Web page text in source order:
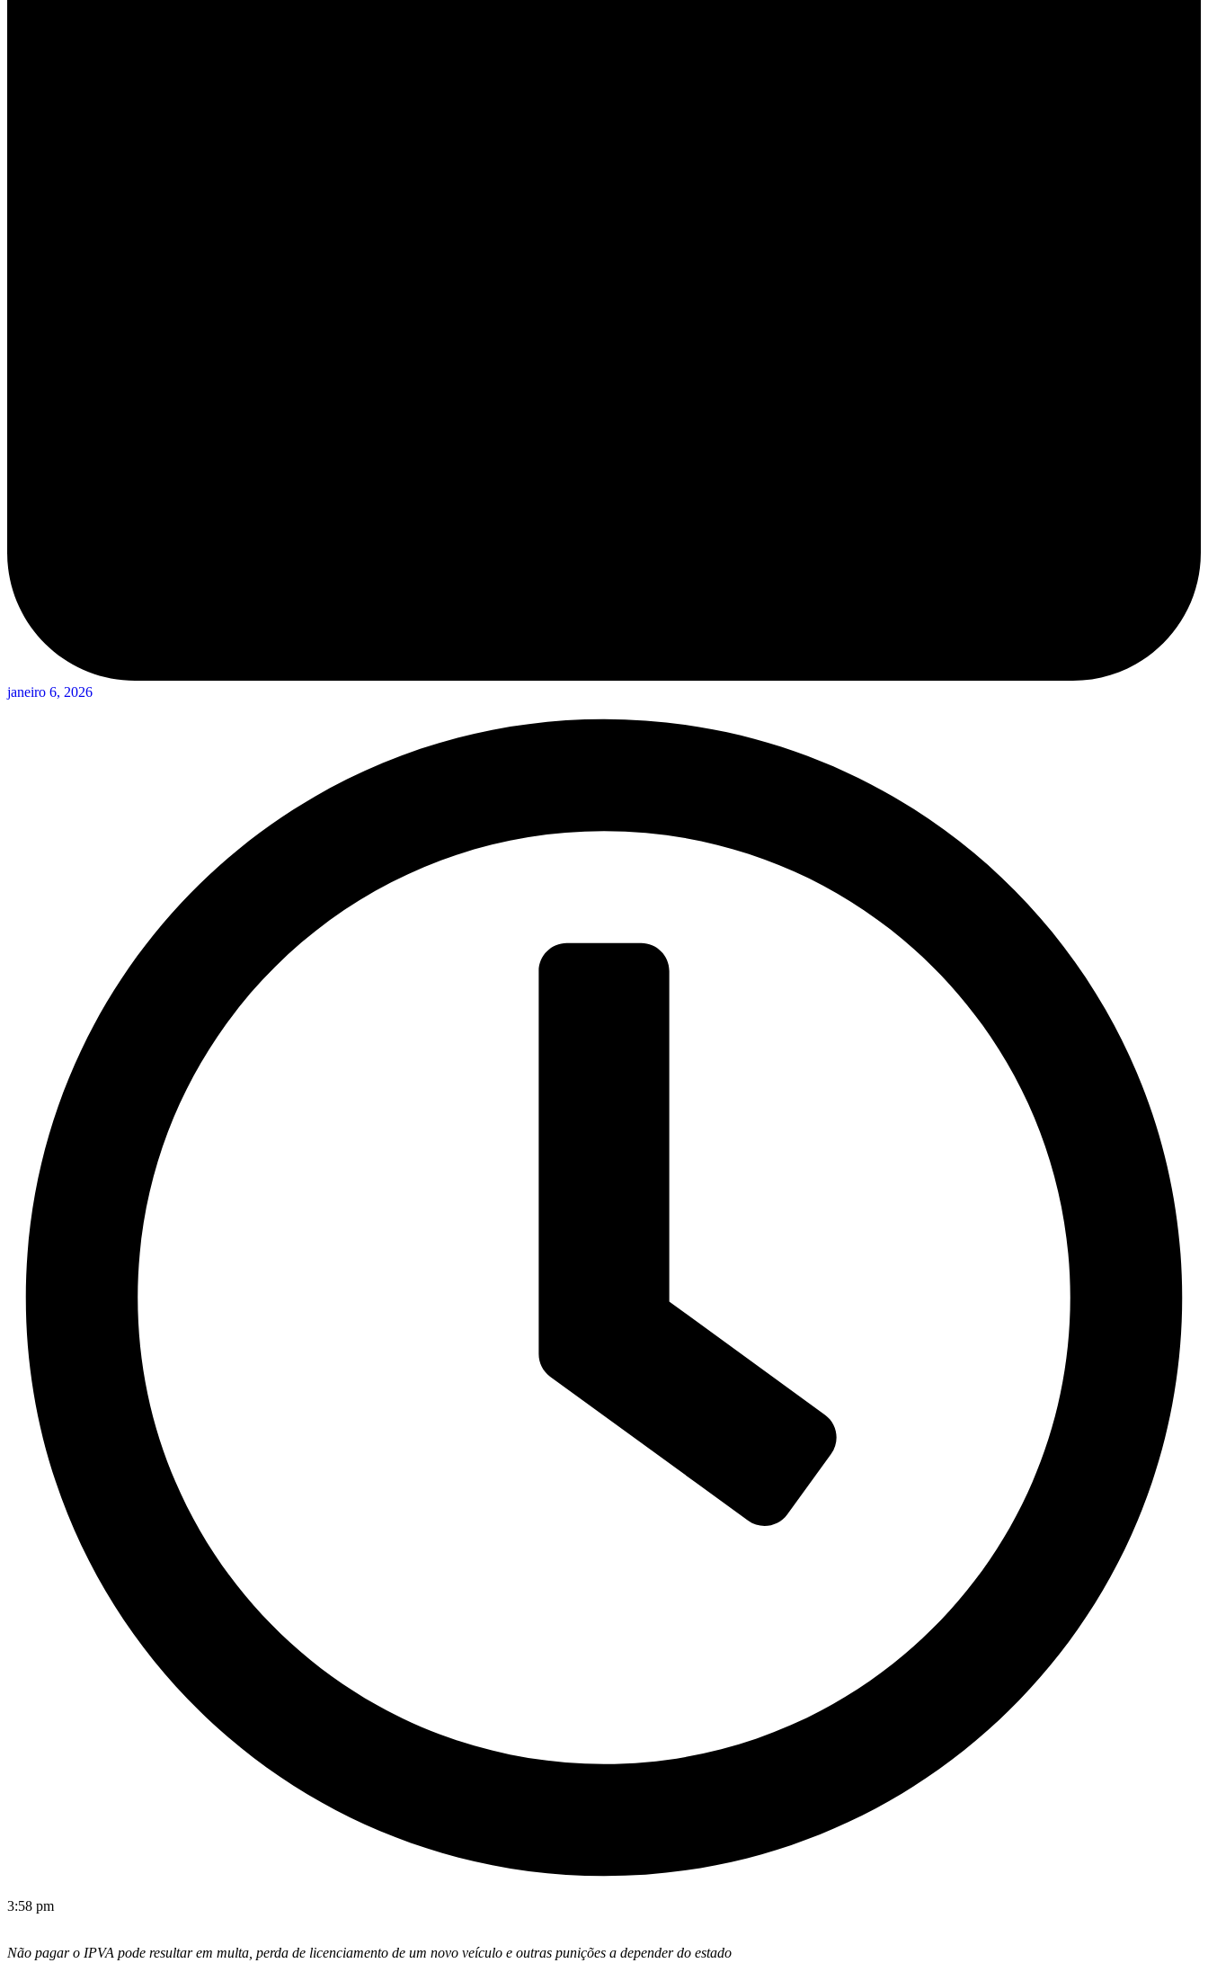
janeiro 6, 2026
3:58 pm
Não pagar o IPVA pode resultar em multa, perda de licenciamento de um novo veículo e outras punições a depender do estado